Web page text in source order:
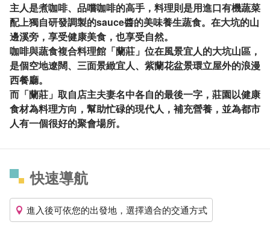
主人是煮咖啡、品嚐咖啡的高手，料理則是用進口有機蔬菜
配上獨自研發調製的sauce醬的美味養生蔬食。在大坑的山
邊溪旁，享受健康美食，也享受自然。
咖啡與蔬食複合料理館「蘭莊」位在風景宜人的大坑山區，
是個空地遼闊、三面景緻宜人、紫蘭花盆景環立屋外的浪漫
西餐廳。
而「蘭莊」取自店主夫妻名中各自的最後一字，莊園以健康
食材為料理方向，幫助忙碌的現代人，補充營養，並為都市
人有一個很好的聚會場所。
快速導航
進入後可依您的出發地，選擇適合的交通方式